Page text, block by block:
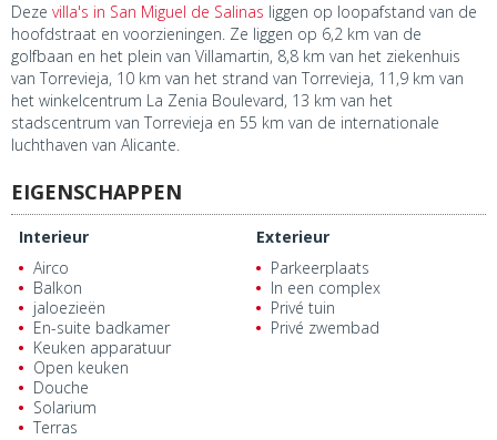
Deze villa's in San Miguel de Salinas liggen op loopafstand van de
hoofdstraat en voorzieningen. Ze liggen op 6,2 km van de
golfbaan en het plein van Villamartin, 8,8 km van het ziekenhuis
van Torrevieja, 10 km van het strand van Torrevieja, 11,9 km van
het winkelcentrum La Zenia Boulevard, 13 km van het
stadscentrum van Torrevieja en 55 km van de internationale
luchthaven van Alicante.
EIGENSCHAPPEN
Interieur
Airco
Balkon
jaloezieën
En-suite badkamer
Keuken apparatuur
Open keuken
Douche
Solarium
Terras
Exterieur
Parkeerplaats
In een complex
Privé tuin
Privé zwembad